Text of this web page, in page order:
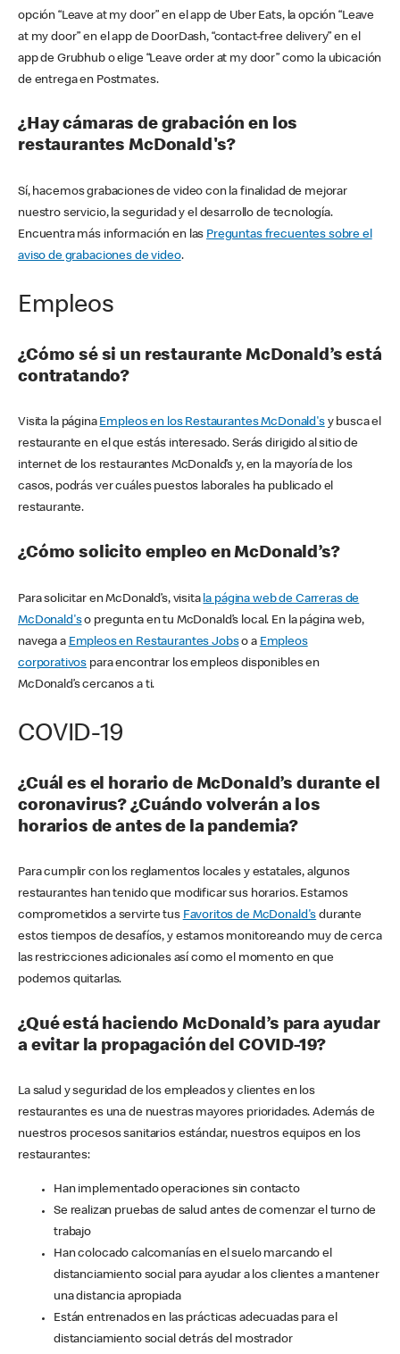
opción “Leave at my door” en el app de Uber Eats, la opción “Leave
at my door” en el app de DoorDash, “contact-free delivery” en el
app de Grubhub o elige “Leave order at my door” como la ubicación
de entrega en Postmates.
¿Hay cámaras de grabación en los
restaurantes McDonald's?
Sí, hacemos grabaciones de video con la finalidad de mejorar
nuestro servicio, la seguridad y el desarrollo de tecnología.
Encuentra más información en las Preguntas frecuentes sobre el
aviso de grabaciones de video.
Empleos
¿Cómo sé si un restaurante McDonald’s está
contratando?
Visita la página Empleos en los Restaurantes McDonald'sy busca el
restaurante en el que estás interesado. Serás dirigido al sitio de
internet de los restaurantes McDonald’s y, en la mayoría de los
casos, podrás ver cuáles puestos laborales ha publicado el
restaurante.
¿Cómo solicito empleo en McDonald’s?
Para solicitar en McDonald’s, visita la página web de Carreras de
McDonald'so pregunta en tu McDonald’s local. En la página web,
navega a Empleos en Restaurantes Jobso a Empleos
corporativos para encontrar los empleos disponibles en
McDonald’s cercanos a ti.
COVID-19
¿Cuál es el horario de McDonald’s durante el
coronavirus? ¿Cuándo volverán a los
horarios de antes de la pandemia?
Para cumplir con los reglamentos locales y estatales, algunos
restaurantes han tenido que modificar sus horarios. Estamos
comprometidos a servirte tus Favoritos de McDonald's durante
estos tiempos de desafíos, y estamos monitoreando muy de cerca
las restricciones adicionales así como el momento en que
podemos quitarlas.
¿Qué está haciendo McDonald’s para ayudar
a evitar la propagación del COVID-19?
La salud y seguridad de los empleados y clientes en los
restaurantes es una de nuestras mayores prioridades. Además de
nuestros procesos sanitarios estándar, nuestros equipos en los
restaurantes:
Han implementado operaciones sin contacto
Se realizan pruebas de salud antes de comenzar el turno de
trabajo
Han colocado calcomanías en el suelo marcando el
distanciamiento social para ayudar a los clientes a mantener
una distancia apropiada
Están entrenados en las prácticas adecuadas para el
distanciamiento social detrás del mostrador